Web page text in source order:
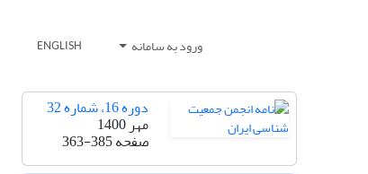
ورود به سامانه ENGLISH
دوره 16، شماره 32
مهر 1400
صفحه363-385